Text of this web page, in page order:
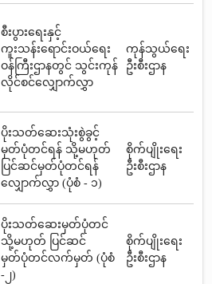
စီးပွားရေးနှင့်
ကူးသန်းရောင်းဝယ်ရေး
ဝန်ကြီးဌာနတွင် သွင်းကုန်
လိုင်စင်လျှောက်လွှာ
ကုန်သွယ်ရေး
ဦးစီးဌာန
ပိုးသတ်ဆေးသုံးစွဲခွင့်
မှတ်ပုံတင်ရန် သို့မဟုတ်
ပြင်ဆင်မှတ်ပုံတင်ရန်
လျှောက်လွှာ (ပုံစံ - ၁)
စိုက်ပျိုးရေး
ဦးစီးဌာန
ပိုးသတ်ဆေးမှတ်ပုံတင်
သို့မဟုတ် ပြင်ဆင်
မှတ်ပုံတင်လက်မှတ် (ပုံစံ
-၂)
စိုက်ပျိုးရေး
ဦးစီးဌာန